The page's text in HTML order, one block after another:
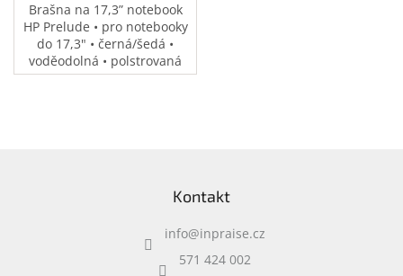
Brašna na 17,3” notebook
HP Prelude • pro notebooky
do 17,3" • černá/šedá •
voděodolná • polstrovaná
přihrádka na notebook •
Kontakt
info@inpraise.cz
571 424 002